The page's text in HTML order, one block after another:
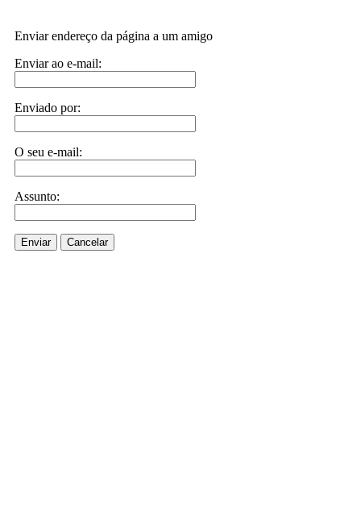
Enviar endereço da página a um amigo
Enviar ao e-mail:
Enviado por:
O seu e-mail:
Assunto:
Enviar Cancelar